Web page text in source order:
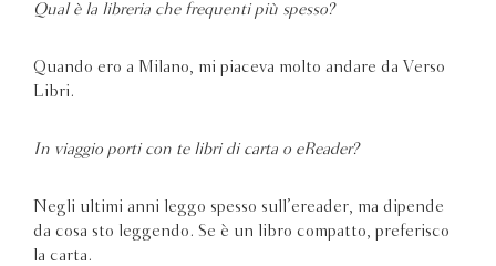
Qual è la libreria che frequenti più spesso?
Quando ero a Milano, mi piaceva molto andare da Verso
Libri.
In viaggio porti con te libri di carta o eReader?
Negli ultimi anni leggo spesso sull’ereader, ma dipende
da cosa sto leggendo. Se è un libro compatto, preferisco
la carta.